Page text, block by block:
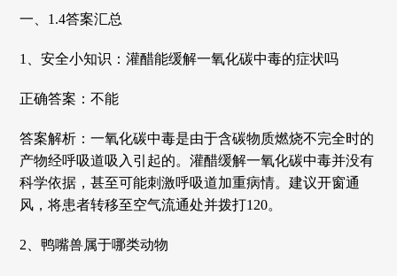
一、1.4答案汇总
1、安全小知识：灌醋能缓解一氧化碳中毒的症状吗
正确答案：不能
答案解析：一氧化碳中毒是由于含碳物质燃烧不完全时的
产物经呼吸道吸入引起的。灌醋缓解一氧化碳中毒并没有
科学依据，甚至可能刺激呼吸道加重病情。建议开窗通
风，将患者转移至空气流通处并拨打120。
2、鸭嘴兽属于哪类动物